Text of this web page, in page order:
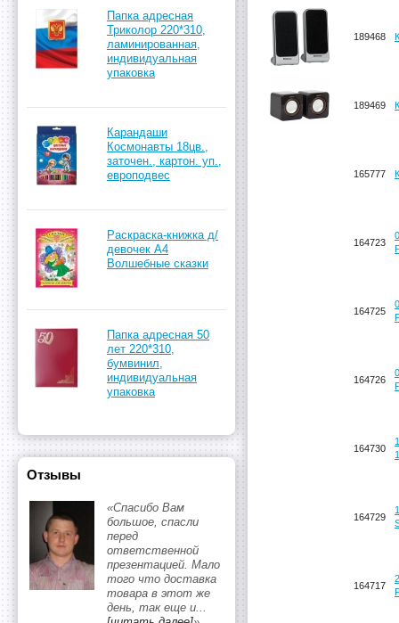
189468
189469
165777
164723
164725
164726
164730
164729
164717
Пaпка адресная
Триколор 220*310,
ламинированная,
индивидуальная
упаковка
Карандаши
Космонавты 18цв.,
заточен., картон. уп.,
европодвес
Раскраска-книжка д/
девочек А4
Волшебные сказки
Папка адресная 50
лет 220*310,
бумвинил,
индивидуальная
упаковка
Отзывы
«Спасибо Вам
большое, спасли
перед
ответственной
презентацией. Мало
того что доставка
товара в этот же
день, так еще и...